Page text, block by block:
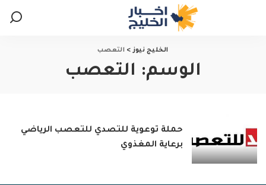
الخليج نيوز> التعصب
الوسم: التعصب
حملة توعوية للتصدي للتعصب الرياضي
برعاية المغذوي